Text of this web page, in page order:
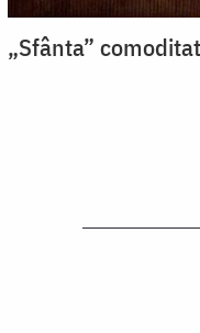
„Sfânta”